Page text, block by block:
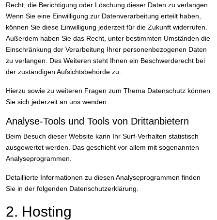
Recht, die Berichtigung oder Löschung dieser Daten zu verlangen.
Wenn Sie eine Einwilligung zur Datenverarbeitung erteilt haben,
können Sie diese Einwilligung jederzeit für die Zukunft widerrufen.
Außerdem haben Sie das Recht, unter bestimmten Umständen die
Einschränkung der Verarbeitung Ihrer personenbezogenen Daten
zu verlangen. Des Weiteren steht Ihnen ein Beschwerderecht bei
der zuständigen Aufsichtsbehörde zu.
Hierzu sowie zu weiteren Fragen zum Thema Datenschutz können
Sie sich jederzeit an uns wenden.
Analyse-Tools und Tools von Dritt­anbietern
Beim Besuch dieser Website kann Ihr Surf-Verhalten statistisch
ausgewertet werden. Das geschieht vor allem mit sogenannten
Analyseprogrammen.
Detaillierte Informationen zu diesen Analyseprogrammen finden
Sie in der folgenden Datenschutzerklärung.
2. Hosting